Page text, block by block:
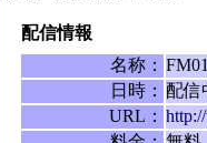
配信情報
名称： FM01
日時： 配信
URL：